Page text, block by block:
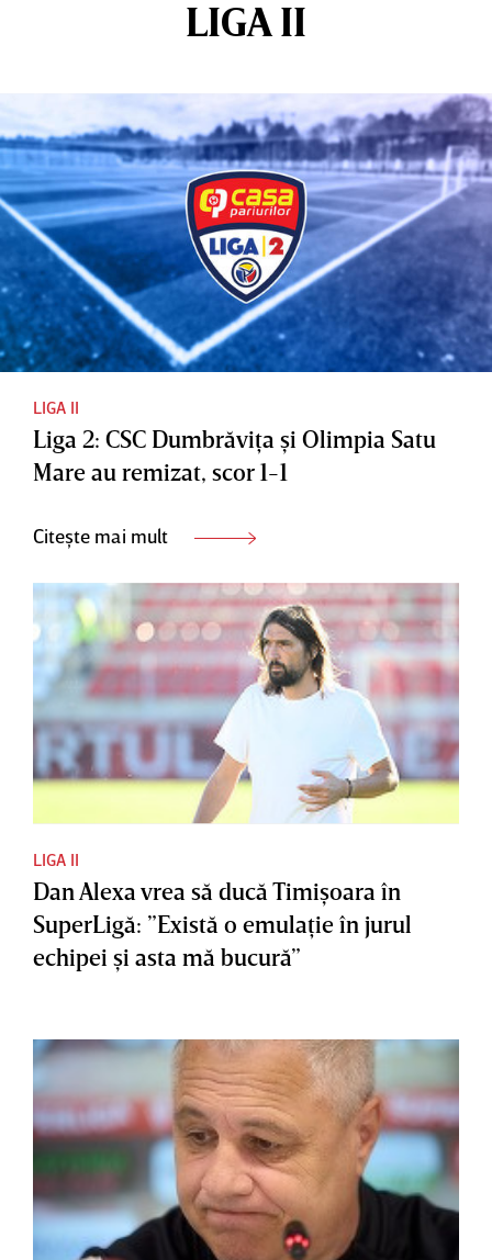
LIGA II
LIGA II
Liga 2: CSC Dumbrăviţa şi Olimpia Satu
Mare au remizat, scor 1-1
Citește mai mult
LIGA II
Dan Alexa vrea să ducă Timişoara în
SuperLigă: ”Există o emulaţie în jurul
echipei şi asta mă bucură”